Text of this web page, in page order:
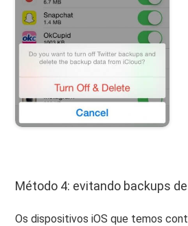
Método 4: evitando backups
Os dispositivos iOS que temos